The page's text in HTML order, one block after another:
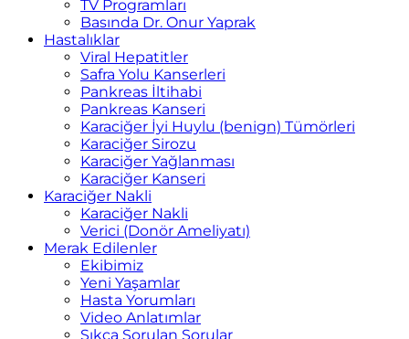
TV Programları
Basında Dr. Onur Yaprak
Hastalıklar
Viral Hepatitler
Safra Yolu Kanserleri
Pankreas İltihabi
Pankreas Kanseri
Karaciğer İyi Huylu (benign) Tümörleri
Karaciğer Sirozu
Karaciğer Yağlanması
Karaciğer Kanseri
Karaciğer Nakli
Karaciğer Nakli
Verici (Donör Ameliyatı)
Merak Edilenler
Ekibimiz
Yeni Yaşamlar
Hasta Yorumları
Video Anlatımlar
Sıkça Sorulan Sorular